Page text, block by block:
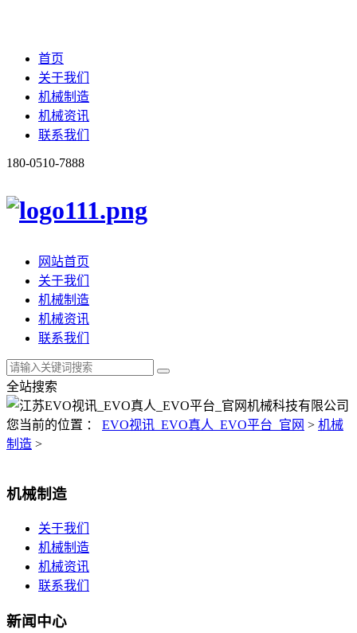
首页
关于我们
机械制造
机械资讯
联系我们
180-0510-7888
网站首页
关于我们
机械制造
机械资讯
联系我们
全站搜索
您当前的位置 ： EVO视讯_EVO真人_EVO平台_官网 > 机械
制造 >
机械制造
关于我们
机械制造
机械资讯
联系我们
新闻中心